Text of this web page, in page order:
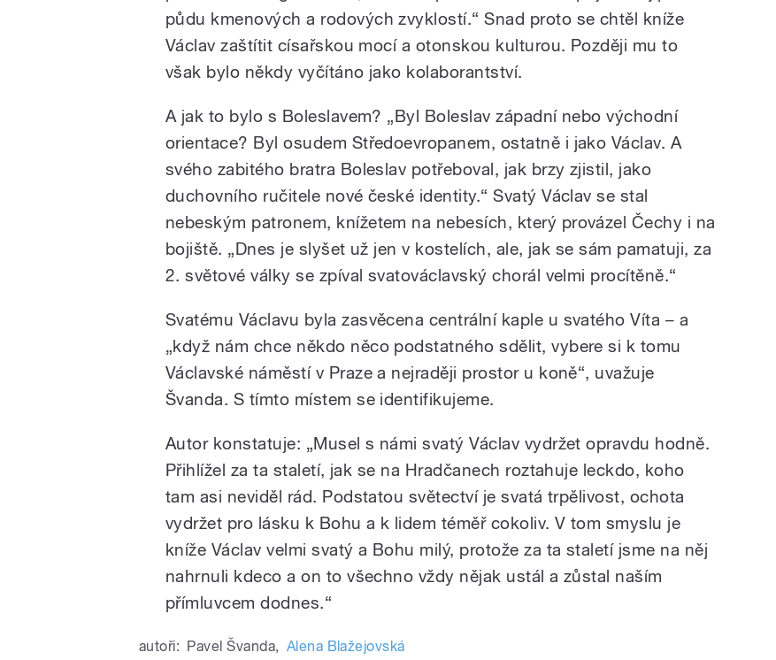
půdu kmenových a rodových zvyklostí.“ Snad proto se chtěl kníže
Václav zaštítit císařskou mocí a otonskou kulturou. Později mu to
však bylo někdy vyčítáno jako kolaborantství.
A jak to bylo s Boleslavem? „Byl Boleslav západní nebo východní
orientace? Byl osudem Středoevropanem, ostatně i jako Václav. A
svého zabitého bratra Boleslav potřeboval, jak brzy zjistil, jako
duchovního ručitele nové české identity.“ Svatý Václav se stal
nebeským patronem, knížetem na nebesích, který provázel Čechy i na
bojiště. „Dnes je slyšet už jen v kostelích, ale, jak se sám pamatuji, za
2. světové války se zpíval svatováclavský chorál velmi procítěně.“
Svatému Václavu byla zasvěcena centrální kaple u svatého Víta – a
„když nám chce někdo něco podstatného sdělit, vybere si k tomu
Václavské náměstí v Praze a nejraději prostor u koně“, uvažuje
Švanda. S tímto místem se identifikujeme.
Autor konstatuje: „Musel s námi svatý Václav vydržet opravdu hodně.
Přihlížel za ta staletí, jak se na Hradčanech roztahuje leckdo, koho
tam asi neviděl rád. Podstatou světectví je svatá trpělivost, ochota
vydržet pro lásku k Bohu a k lidem téměř cokoliv. V tom smyslu je
kníže Václav velmi svatý a Bohu milý, protože za ta staletí jsme na něj
nahrnuli kdeco a on to všechno vždy nějak ustál a zůstal naším
přímluvcem dodnes.“
autoři: Pavel Švanda, Alena Blažejovská